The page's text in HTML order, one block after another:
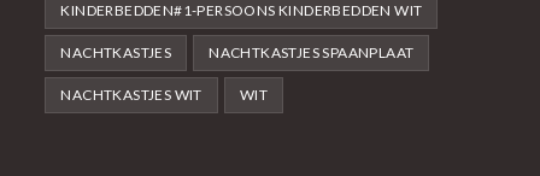
KINDERBEDDEN#1-PERSOONS KINDERBEDDEN WIT
NACHTKASTJES NACHTKASTJES SPAANPLAAT
NACHTKASTJES WIT WIT